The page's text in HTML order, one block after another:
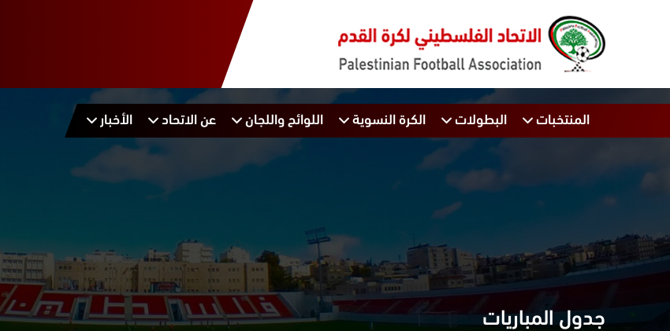
المنتخبات البطولات الكرة النسوية اللوائح واللجان عن الاتحاد الأخبار
جدول المباريات